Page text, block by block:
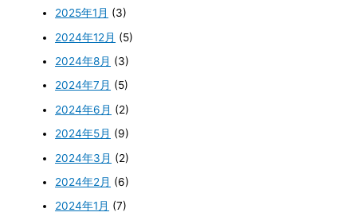
2025年1月 (3)
2024年12月 (5)
2024年8月 (3)
2024年7月 (5)
2024年6月 (2)
2024年5月 (9)
2024年3月 (2)
2024年2月 (6)
2024年1月 (7)